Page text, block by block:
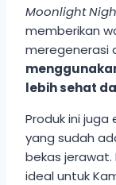
Moonlight
memberikan
meregenerasi
lebih sehat
Produk ini
yang sudah
bekas jerawat.
ideal untuk